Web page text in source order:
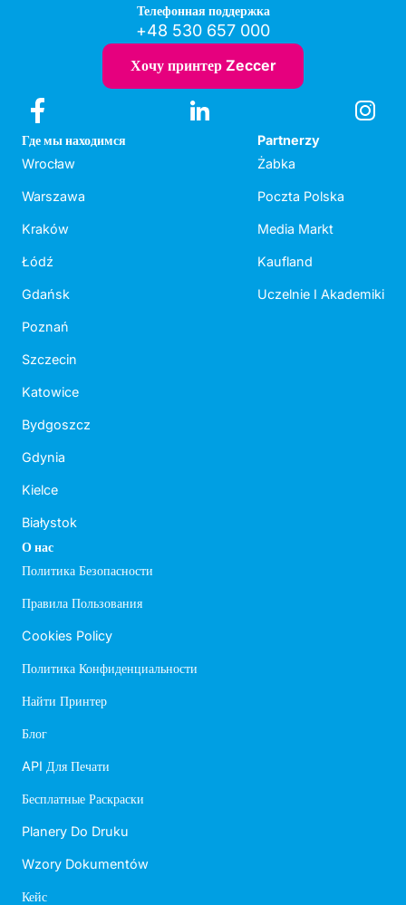
Телефонная поддержка
+48 530 657 000
Хочу принтер Zeccer
Где мы находимся
Wrocław
Warszawa
Kraków
Łódź
Gdańsk
Poznań
Szczecin
Katowice
Bydgoszcz
Gdynia
Kielce
Białystok
Partnerzy
Żabka
Poczta Polska
Media Markt
Kaufland
Uczelnie I Akademiki
О нас
Политика Безопасности
Правила Пользования
Cookies Policy
Политика Конфиденциальности
Найти Принтер
Блог
API Для Печати
Бесплатные Раскраски
Planery Do Druku
Wzory Dokumentów
Кейс